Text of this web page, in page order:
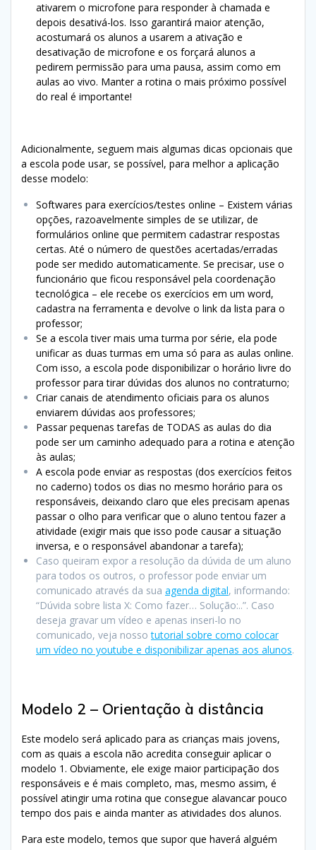
ativarem o microfone para responder à chamada e
depois desativá-los. Isso garantirá maior atenção,
acostumará os alunos a usarem a ativação e
desativação de microfone e os forçará alunos a
pedirem permissão para uma pausa, assim como em
aulas ao vivo. Manter a rotina o mais próximo possível
do real é importante!
Adicionalmente, seguem mais algumas dicas opcionais que
a escola pode usar, se possível, para melhor a aplicação
desse modelo:
Softwares para exercícios/testes online – Existem várias
opções, razoavelmente simples de se utilizar, de
formulários online que permitem cadastrar respostas
certas. Até o número de questões acertadas/erradas
pode ser medido automaticamente. Se precisar, use o
funcionário que ficou responsável pela coordenação
tecnológica – ele recebe os exercícios em um word,
cadastra na ferramenta e devolve o link da lista para o
professor;
Se a escola tiver mais uma turma por série, ela pode
unificar as duas turmas em uma só para as aulas online.
Com isso, a escola pode disponibilizar o horário livre do
professor para tirar dúvidas dos alunos no contraturno;
Criar canais de atendimento oficiais para os alunos
enviarem dúvidas aos professores;
Passar pequenas tarefas de TODAS as aulas do dia
pode ser um caminho adequado para a rotina e atenção
às aulas;
A escola pode enviar as respostas (dos exercícios feitos
no caderno) todos os dias no mesmo horário para os
responsáveis, deixando claro que eles precisam apenas
passar o olho para verificar que o aluno tentou fazer a
atividade (exigir mais que isso pode causar a situação
inversa, e o responsável abandonar a tarefa);
Caso queiram expor a resolução da dúvida de um aluno
para todos os outros, o professor pode enviar um
comunicado através da sua agenda digital, informando:
“Dúvida sobre lista X: Como fazer… Solução:..”. Caso
deseja gravar um vídeo e apenas inseri-lo no
comunicado, veja nossotutorial sobre como colocar
um vídeo no youtube e disponibilizar apenas aos alunos.
Modelo 2 – Orientação à distância
Este modelo será aplicado para as crianças mais jovens,
com as quais a escola não acredita conseguir aplicar o
modelo 1. Obviamente, ele exige maior participação dos
responsáveis e é mais completo, mas, mesmo assim, é
possível atingir uma rotina que consegue alavancar pouco
tempo dos pais e ainda manter as atividades dos alunos.
Para este modelo, temos que supor que haverá alguém